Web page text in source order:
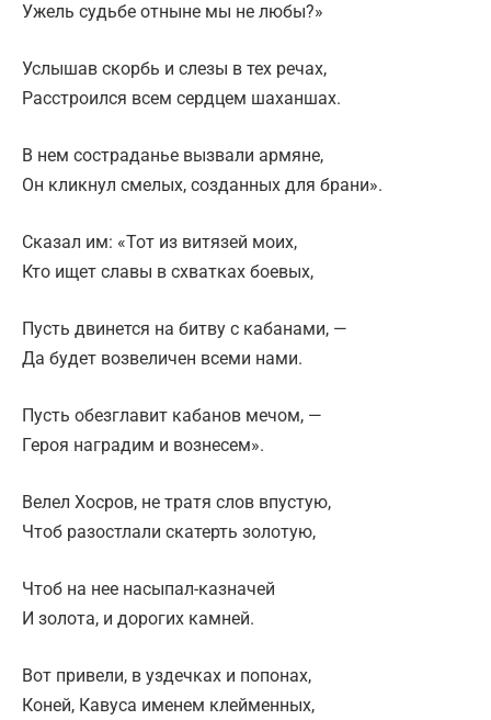
Ужель судьбе отныне мы не любы?»
Услышав скорбь и слезы в тех речах,
Расстроился всем сердцем шаханшах.
В нем состраданье вызвали армяне,
Он кликнул смелых, созданных для брани».
Сказал им: «Тот из витязей моих,
Кто ищет славы в схватках боевых,
Пусть двинется на битву с кабанами, —
Да будет возвеличен всеми нами.
Пусть обезглавит кабанов мечом, —
Героя наградим и вознесем».
Велел Хосров, не тратя слов впустую,
Чтоб разостлали скатерть золотую,
Чтоб на нее насыпал-казначей
И золота, и дорогих камней.
Вот привели, в уздечках и попонах,
Коней, Кавуса именем клейменных,